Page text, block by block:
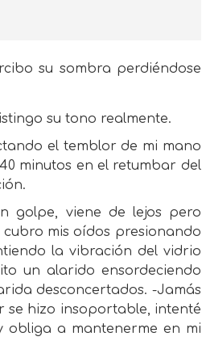
su sombra perdiéndose
su tono realmente.
el temblor de mi mano
minutos en el retumbar del
golpe, viene de lejos pero
mis oídos presionando
la vibración del vidrio
un alarido ensordeciendo
desconcertados. -Jamás
se hizo insoportable, intenté
obliga a mantenerme en mi